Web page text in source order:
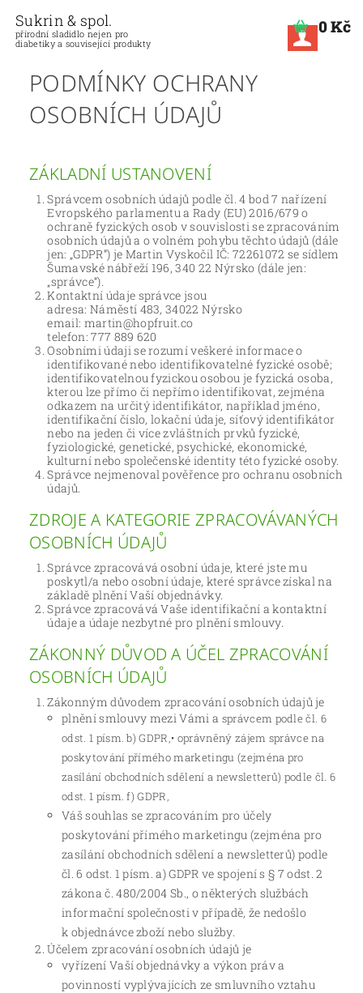
Sukrin & spol.
přírodní sladidlo nejen pro
diabetiky a související produkty
0 Kč
PODMÍNKY OCHRANY
OSOBNÍCH ÚDAJŮ
ZÁKLADNÍ USTANOVENÍ
Správcem osobních údajů podle čl. 4 bod 7 nařízení
Evropského parlamentu a Rady (EU) 2016/679 o
ochraně fyzických osob v souvislosti se zpracováním
osobních údajů a o volném pohybu těchto údajů (dále
jen: „GDPR”) je Martin Vyskočil IČ: 72261072 se sídlem
Šumavské nábřeží 196, 340 22 Nýrsko (dále jen:
„správce“).
Kontaktní údaje správce jsou
adresa: Náměstí 483, 34022 Nýrsko
email: martin@hopfruit.co
telefon: 777 889 620
Osobními údaji se rozumí veškeré informace o
identifikované nebo identifikovatelné fyzické osobě;
identifikovatelnou fyzickou osobou je fyzická osoba,
kterou lze přímo či nepřímo identifikovat, zejména
odkazem na určitý identifikátor, například jméno,
identifikační číslo, lokační údaje, síťový identifikátor
nebo na jeden či více zvláštních prvků fyzické,
fyziologické, genetické, psychické, ekonomické,
kulturní nebo společenské identity této fyzické osoby.
Správce nejmenoval pověřence pro ochranu osobních
údajů.
ZDROJE A KATEGORIE ZPRACOVÁVANÝCH
OSOBNÍCH ÚDAJŮ
Správce zpracovává osobní údaje, které jste mu
poskytl/a nebo osobní údaje, které správce získal na
základě plnění Vaší objednávky.
Správce zpracovává Vaše identifikační a kontaktní
údaje a údaje nezbytné pro plnění smlouvy.
ZÁKONNÝ DŮVOD A ÚČEL ZPRACOVÁNÍ
OSOBNÍCH ÚDAJŮ
Zákonným důvodem zpracování osobních údajů je
plnění smlouvy mezi Vámi a správcem podle čl. 6
odst. 1 písm. b) GDPR,• oprávněný zájem správce na
poskytování přímého marketingu (zejména pro
zasílání obchodních sdělení a newsletterů) podle čl. 6
odst. 1 písm. f) GDPR,
Váš souhlas se zpracováním pro účely
poskytování přímého marketingu (zejména pro
zasílání obchodních sdělení a newsletterů) podle
čl. 6 odst. 1 písm. a) GDPR ve spojení s § 7 odst. 2
zákona č. 480/2004 Sb., o některých službách
informační společnosti v případě, že nedošlo
k objednávce zboží nebo služby.
Účelem zpracování osobních údajů je
vyřízení Vaší objednávky a výkon práv a
povinností vyplývajících ze smluvního vztahu